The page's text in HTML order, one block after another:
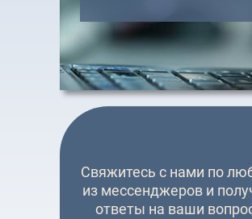
Свяжитесь с нами по
из мессенджеров и
ответы на ваши